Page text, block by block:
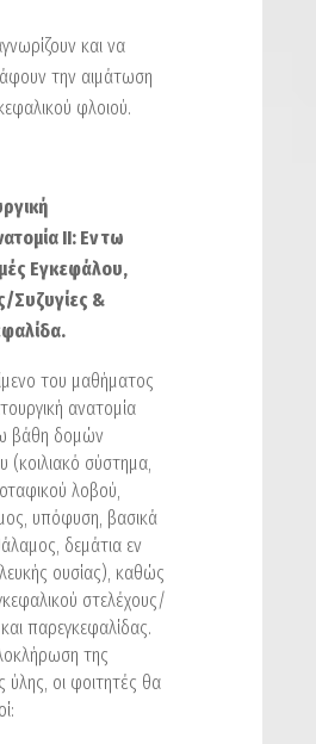
και να
την αιμάτωση
φλοιού.
IΙ: Εν τω
Εγκεφάλου,
Συζυγίες &
του μαθήματος
ανατομία
βάθη δομών
(κοιλιακό σύστημα,
λοβού,
υπόφυση, βασικά
δεμάτια εν
ουσίας), καθώς
στελέχους/
παρεγκεφαλίδας.
της
ύλης, οι φοιτητές θα